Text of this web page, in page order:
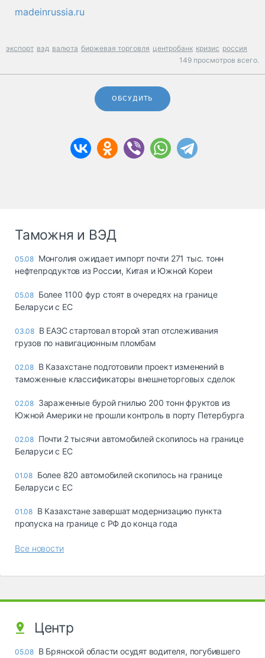
madeinrussia.ru
экспорт вэд валюта биржевая торговля центробанк кризис россия
149 просмотров всего.
ОБСУДИТЬ
Таможня и ВЭД
05.08 Монголия ожидает импорт почти 271 тыс. тонн
нефтепродуктов из России, Китая и Южной Кореи
05.08 Более 1100 фур стоят в очередях на границе
Беларуси с ЕС
03.08 В ЕАЭС стартовал второй этап отслеживания
грузов по навигационным пломбам
02.08 В Казахстане подготовили проект изменений в
таможенные классификаторы внешнеторговых сделок
02.08 Зараженные бурой гнилью 200 тонн фруктов из
Южной Америки не прошли контроль в порту Петербурга
02.08 Почти 2 тысячи автомобилей скопилось на границе
Беларуси с ЕС
01.08 Более 820 автомобилей скопилось на границе
Беларуси с ЕС
01.08 В Казахстане завершат модернизацию пункта
пропуска на границе с РФ до конца года
Все новости
Центр
05.08 В Брянской области осудят водителя, погубившего